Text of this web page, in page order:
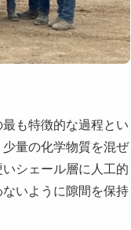
も特徴的な過程とい
量の化学物質を混ぜ
シェール層に人工的
いように隙間を保持